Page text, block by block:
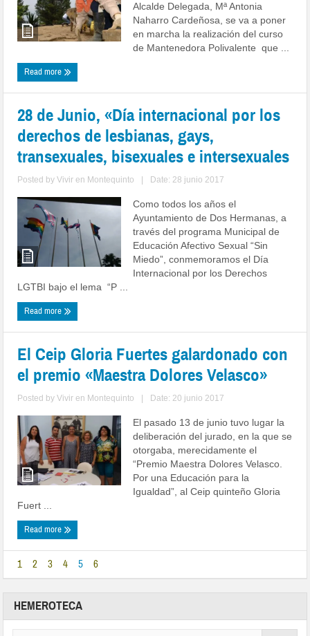
Alcalde Delegada, Mª Antonia
Naharro Cardeñosa, se va a poner
en marcha la realización del curso
de Mantenedora Polivalente que ...
Read more
28 de Junio, «Día internacional por los
derechos de lesbianas, gays,
transexuales, bisexuales e intersexuales
Posted byVivir en Montequinto Date: 28 junio 2017
Como todos los años el
Ayuntamiento de Dos Hermanas, a
través del programa Municipal de
Educación Afectivo Sexual “Sin
Miedo”, conmemoramos el Día
Internacional por los Derechos
LGTBI bajo el lema “P ...
Read more
El Ceip Gloria Fuertes galardonado con
el premio «Maestra Dolores Velasco»
Posted byVivir en Montequinto Date: 20 junio 2017
El pasado 13 de junio tuvo lugar la
deliberación del jurado, en la que se
otorgaba, merecidamente el
“Premio Maestra Dolores Velasco.
Por una Educación para la
Igualdad”, al Ceip quinteño Gloria
Fuert ...
Read more
1 2 3 4 5 6
HEMEROTECA